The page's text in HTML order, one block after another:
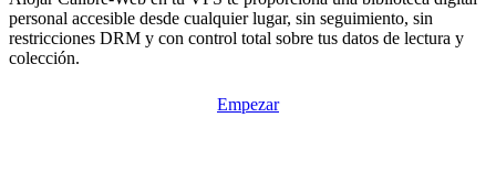
personal accesible desde cualquier lugar, sin seguimiento, sin
restricciones DRM y con control total sobre tus datos de lectura y
colección.
Empezar